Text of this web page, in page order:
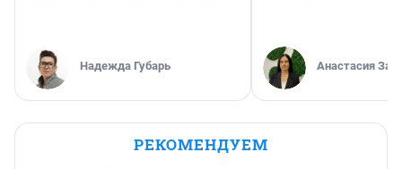
Надежда Губарь Анастасия
РЕКОМЕНДУЕМ